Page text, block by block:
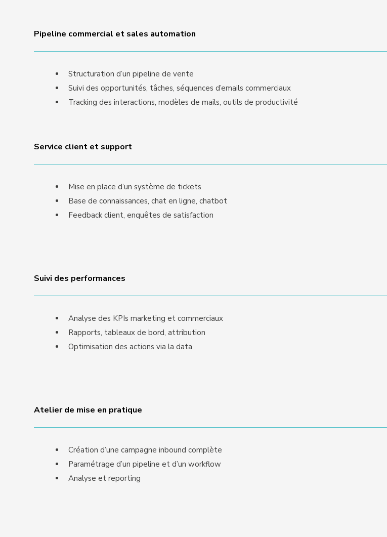
Pipeline commercial et sales automation
Structuration d’un pipeline de vente
Suivi des opportunités, tâches, séquences d’emails commerciaux
Tracking des interactions, modèles de mails, outils de productivité
Service client et support
Mise en place d’un système de tickets
Base de connaissances, chat en ligne, chatbot
Feedback client, enquêtes de satisfaction
Suivi des performances
Analyse des KPIs marketing et commerciaux
Rapports, tableaux de bord, attribution
Optimisation des actions via la data
Atelier de mise en pratique
Création d’une campagne inbound complète
Paramétrage d’un pipeline et d’un workflow
Analyse et reporting